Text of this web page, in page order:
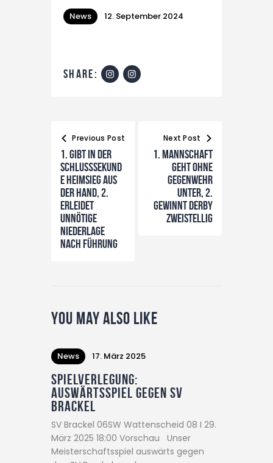
News 12. September 2024
share:
Beitragsnavigation
Previous Post
1. gibt in der
Schlußsekund
e Heimsieg aus
der Hand, 2.
erleidet
unnötige
Niederlage
nach Führung
Next Post
1. Mannschaft
geht ohne
Gegenwehr
unter, 2.
gewinnt Derby
zweistellig
You May Also Like
News 17. März 2025
Spielverlegung:
Auswärtsspiel gegen SV
Brackel
SV Brackel 06SW Wattenscheid 08 I 29.
März 2025 18:00 Vorschau Unser
Meisterschaftsspiel auswärts gegen